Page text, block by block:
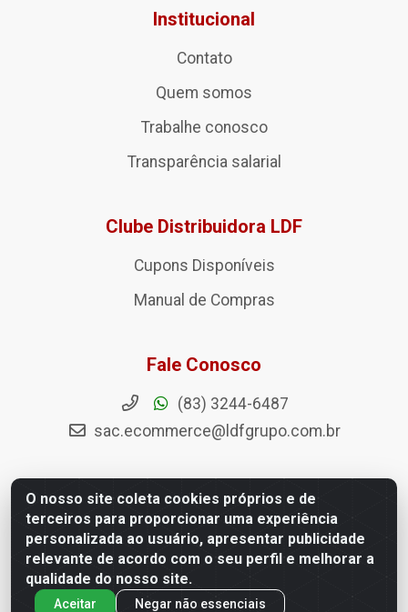
O nosso site coleta cookies próprios e de
terceiros para proporcionar uma experiência
personalizada ao usuário, apresentar publicidade
relevante de acordo com o seu perfil e melhorar a
qualidade do nosso site.
Aceitar
Negar não essenciais
Institucional
Contato
Quem somos
Trabalhe conosco
Transparência salarial
Clube Distribuidora LDF
Cupons Disponíveis
Manual de Compras
Fale Conosco
(83) 3244-6487
sac.ecommerce@ldfgrupo.com.br
Políticas
Termo de Uso
Política de Entregas